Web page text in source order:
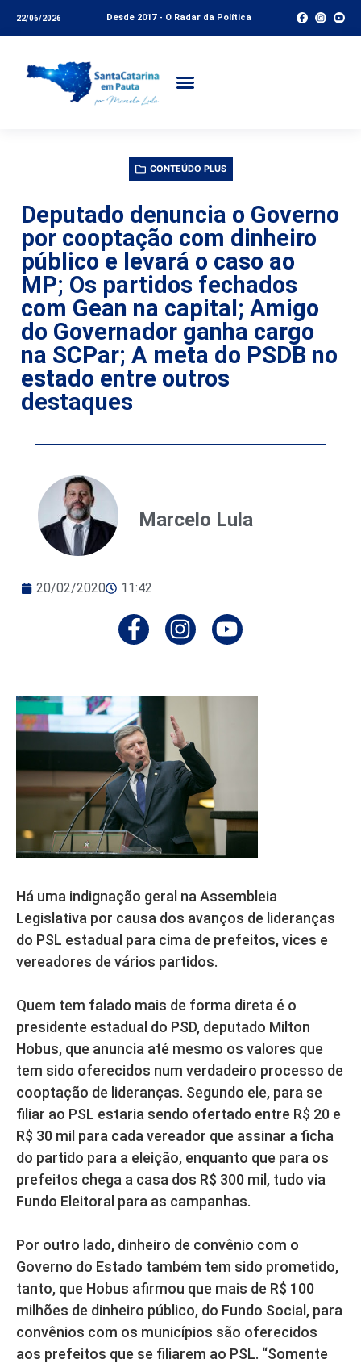
22/06/2026 Desde 2017 - O Radar da Política
CONTEÚDO PLUS
Deputado denuncia o Governo
por cooptação com dinheiro
público e levará o caso ao
MP; Os partidos fechados
com Gean na capital; Amigo
do Governador ganha cargo
na SCPar; A meta do PSDB no
estado entre outros
destaques
Marcelo Lula
20/02/2020 11:42
Há uma indignação geral na Assembleia
Legislativa por causa dos avanços de lideranças
do PSL estadual para cima de prefeitos, vices e
vereadores de vários partidos.
Quem tem falado mais de forma direta é o
presidente estadual do PSD, deputado Milton
Hobus, que anuncia até mesmo os valores que
tem sido oferecidos num verdadeiro processo de
cooptação de lideranças. Segundo ele, para se
filiar ao PSL estaria sendo ofertado entre R$ 20 e
R$ 30 mil para cada vereador que assinar a ficha
do partido para a eleição, enquanto que para os
prefeitos chega a casa dos R$ 300 mil, tudo via
Fundo Eleitoral para as campanhas.
Por outro lado, dinheiro de convênio com o
Governo do Estado também tem sido prometido,
tanto, que Hobus afirmou que mais de R$ 100
milhões de dinheiro público, do Fundo Social, para
convênios com os municípios são oferecidos
aos prefeitos que se filiarem ao PSL. “Somente